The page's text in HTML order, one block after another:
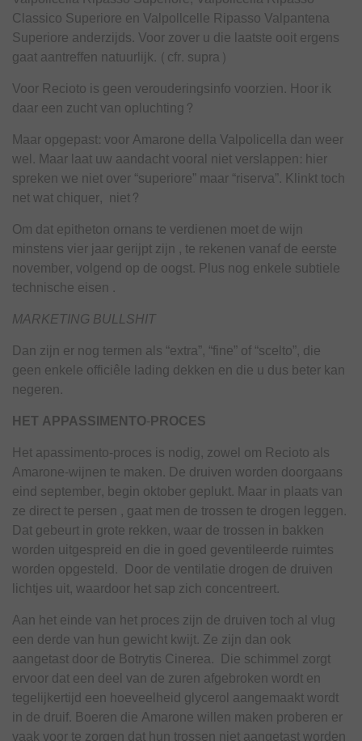
Classico Superiore en Valpollcelle Ripasso Valpantena
Superiore anderzijds. Voor zover u die laatste ooit ergens
gaat aantreffen natuurlijk. (cfr. supra)
Voor Recioto is geen verouderingsinfo voorzien. Hoor ik
daar een zucht van opluchting?
Maar opgepast: voor Amarone della Valpolicella dan weer
wel. Maar laat uw aandacht vooral niet verslappen: hier
spreken we niet over “superiore” maar “riserva”. Klinkt toch
net wat chiquer, niet?
Om dat epitheton ornans te verdienen moet de wijn
minstens vier jaar gerijpt zijn , te rekenen vanaf de eerste
november, volgend op de oogst. Plus nog enkele subtiele
technische eisen .
MARKETING BULLSHIT
Dan zijn er nog termen als “extra”, “fine” of “scelto”, die
geen enkele officiêle lading dekken en die u dus beter kan
negeren.
HET APPASSIMENTO-PROCES
Het apassimento-proces is nodig, zowel om Recioto als
Amarone-wijnen te maken. De druiven worden doorgaans
eind september, begin oktober geplukt. Maar in plaats van
ze direct te persen , gaat men de trossen te drogen leggen.
Dat gebeurt in grote rekken, waar de trossen in bakken
worden uitgespreid en die in goed geventileerde ruimtes
worden opgesteld. Door de ventilatie drogen de druiven
lichtjes uit, waardoor het sap zich concentreert.
Aan het einde van het proces zijn de druiven toch al vlug
een derde van hun gewicht kwijt. Ze zijn dan ook
aangetast door de Botrytis Cinerea. Die schimmel zorgt
ervoor dat een deel van de zuren afgebroken wordt en
tegelijkertijd een hoeveelheid glycerol aangemaakt wordt
in de druif. Boeren die Amarone willen maken proberen er